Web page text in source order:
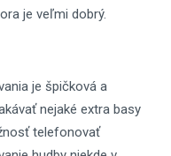
je veľmi dobrý.
je špičková a
nejaké extra basy
telefonovať